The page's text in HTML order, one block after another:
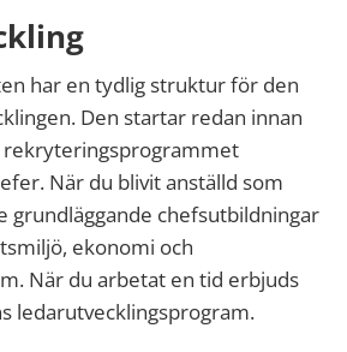
har en tydlig struktur för den
Den startar redan innan
rekryteringsprogrammet
När du blivit anställd som
grundläggande chefsutbildningar
ekonomi och
När du arbetat en tid erbjuds
ledarutvecklingsprogram.